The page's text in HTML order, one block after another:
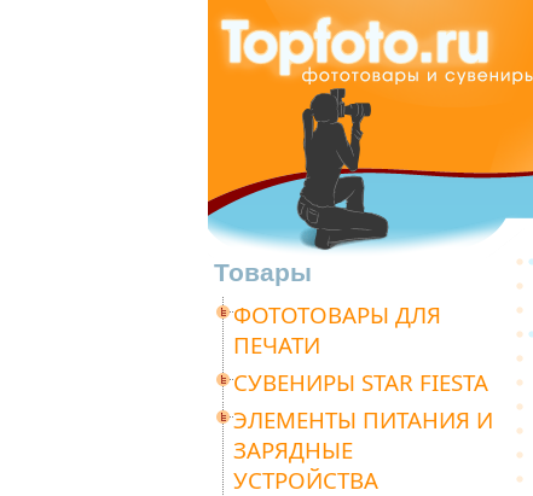
Товары
ФОТОТОВАРЫ ДЛЯ
ПЕЧАТИ
СУВЕНИРЫ STAR FIESTA
ЭЛЕМЕНТЫ ПИТАНИЯ И
ЗАРЯДНЫЕ
УСТРОЙСТВА